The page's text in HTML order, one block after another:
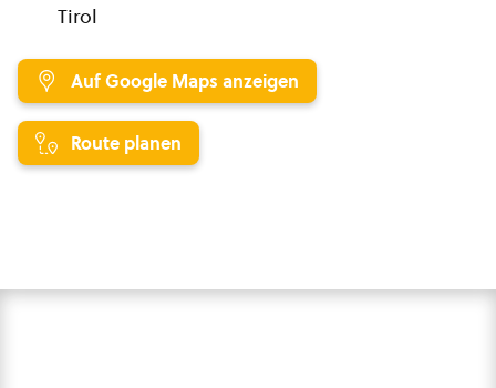
Tirol
Auf Google Maps anzeigen
Route planen